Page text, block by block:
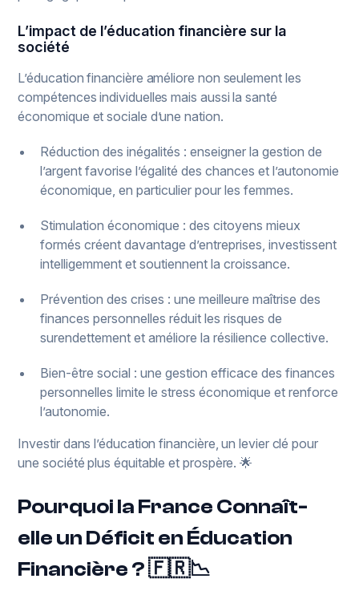
L’impact de l’éducation financière sur la
société
L’éducation financière améliore non seulement les
compétences individuelles mais aussi la santé
économique et sociale d’une nation.
Réduction des inégalités : enseigner la gestion de
l’argent favorise l’égalité des chances et l’autonomie
économique, en particulier pour les femmes.
Stimulation économique : des citoyens mieux
formés créent davantage d’entreprises, investissent
intelligemment et soutiennent la croissance.
Prévention des crises : une meilleure maîtrise des
finances personnelles réduit les risques de
surendettement et améliore la résilience collective.
Bien-être social : une gestion efficace des finances
personnelles limite le stress économique et renforce
l’autonomie.
Investir dans l’éducation financière, un levier clé pour
une société plus équitable et prospère. 🌟
Pourquoi la France Connaît-
elle un Déficit en Éducation
Financière ? 🇫🇷📉